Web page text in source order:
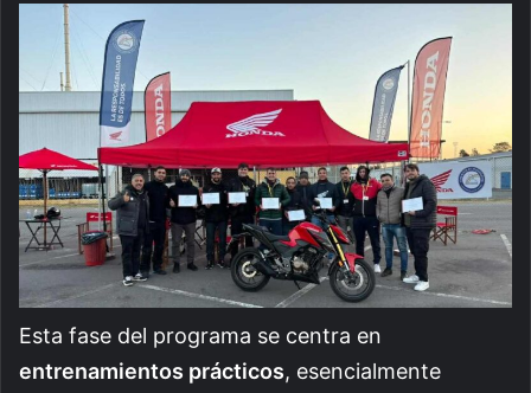
Esta fase del programa se centra en
entrenamientos prácticos, esencialmente